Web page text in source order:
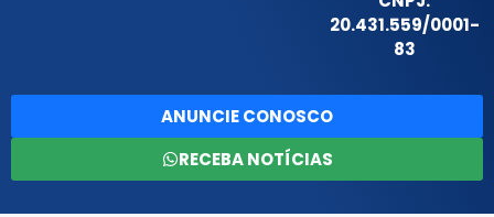
20.431.559/0001-
83
ANUNCIE CONOSCO
RECEBA NOTÍCIAS